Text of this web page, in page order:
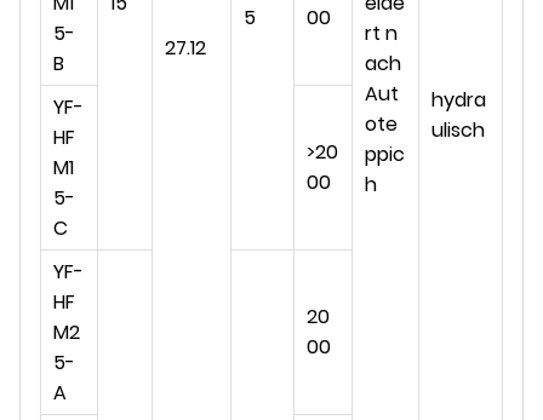
27.12
rt n
ach
Aut
ote
ppic
h
hydra
ulisch
5
5-
B
00
YF-
HF
M1
5-
C
>20
00
YF-
HF
M2
5-
A
20
00